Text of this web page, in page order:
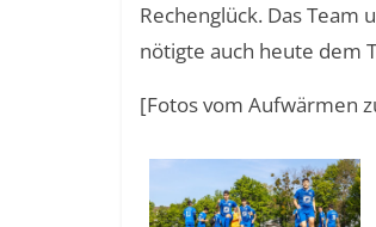
Rechenglück. Das Team
nötigte auch heute dem
[Fotos vom Aufwärmen